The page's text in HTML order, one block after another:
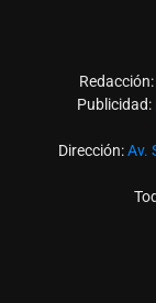
Redacción:
Publicidad:
Dirección:Av.